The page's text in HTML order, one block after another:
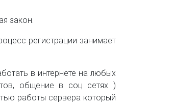
закон.
регистрации занимает
в интернете на любых
общение в соц сетях )
работы сервера который